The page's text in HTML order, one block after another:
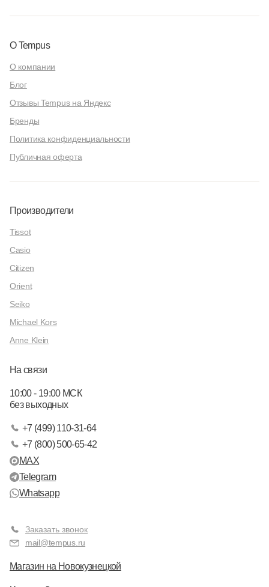
О Tempus
О компании
Блог
Отзывы Tempus на Яндекс
Бренды
Политика конфиденциальности
Публичная оферта
Производители
Tissot
Casio
Citizen
Orient
Seiko
Michael Kors
Anne Klein
На связи
10:00 - 19:00 МСК
без выходных
+7 (499) 110-31-64
+7 (800) 500-65-42
MAX
Telegram
Whatsapp
Заказать звонок
mail@tempus.ru
Магазин на Новокузнецкой